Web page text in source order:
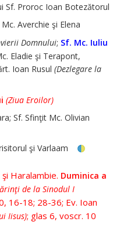
Sf. Proroc Ioan Botezătorul
Averchie şi Elena
Domnului; Sf. Mc. Iuliu
Eladie şi Terapont,
Ioan Rusul (Dezlegare la
(Ziua Eroilor)
Sf. Sfinţit Mc. Olivian
şi Varlaam
Haralambie. Duminica a
de la Sinodul I
16-18; 28-36; Ev. Ioan
Iisus); glas 6, voscr. 10